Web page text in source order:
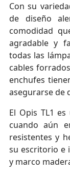
Con su
de diseño
comodidad
agradable y
todas las
cables
enchufes
asegurarse de
El Opis TL1
cuando aún
resistentes y
su escritorio e
y marco